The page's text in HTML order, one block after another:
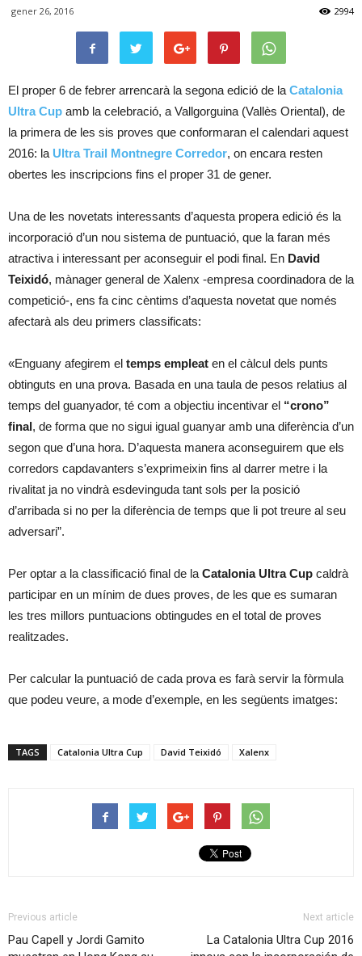
gener 26, 2016 2994
El proper 6 de febrer arrencarà la segona edició de la Catalonia
Ultra Cup amb la celebració, a Vallgorguina (Vallès Oriental), de
la primera de les sis proves que conformaran el calendari aquest
2016: la Ultra Trail Montnegre Corredor, on encara resten
obertes les inscripcions fins el proper 31 de gener.
Una de les novetats interessants d’aquesta propera edició és la
incorporació d’un nou sistema de puntuació, que la faran més
atractiva i interessant per aconseguir el podi final. En David
Teixidó, mànager general de Xalenx -empresa coordinadora de la
competició-, ens fa cinc cèntims d’aquesta novetat que només
afectarà als deu primers classificats:
«Enguany afegirem el temps empleat en el càlcul dels punts
obtinguts en una prova. Basada en una taula de pesos relatius al
temps del guanyador, té com a objectiu incentivar el “crono”
final, de forma que no sigui igual guanyar amb una diferència d’un
segon que d’una hora. D’aquesta manera aconseguirem que els
corredors capdavanters s’exprimeixin fins al darrer metre i la
rivalitat ja no vindrà esdevinguda tant sols per la posició
d’arribada si no per la diferència de temps que li pot treure al seu
adversari”.
Per optar a la classificació final de la Catalonia Ultra Cup caldrà
participar en un mínim de dues proves, de les que es sumaran
les tres millors puntuacions obtingudes en el total de proves
realitzades.
Per calcular la puntuació de cada prova es farà servir la fòrmula
que podeu veure, a mode d’exemple, en les següents imatges:
TAGS Catalonia Ultra Cup David Teixidó Xalenx
Previous article
Pau Capell y Jordi Gamito
Next article
La Catalonia Ultra Cup 2016